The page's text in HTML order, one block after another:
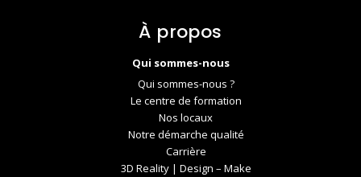
À propos
Qui sommes-nous
Qui sommes-nous ?
Le centre de formation
Nos locaux
Notre démarche qualité
Carrière
3D Reality | Design – Make